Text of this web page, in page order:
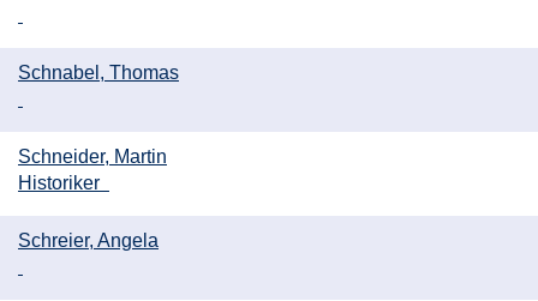
Schnabel, Thomas
Schneider, Martin
Historiker
Schreier, Angela